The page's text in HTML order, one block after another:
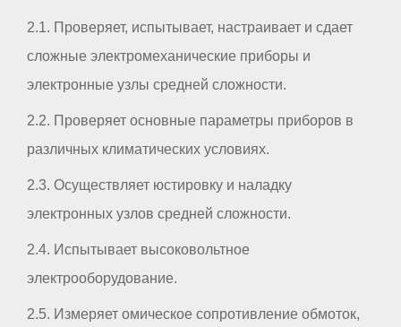
2.1. Проверяет, испытывает, настраивает и сдает
сложные электромеханические приборы и
электронные узлы средней сложности.
2.2. Проверяет основные параметры приборов в
различных климатических условиях.
2.3. Осуществляет юстировку и наладку
электронных узлов средней сложности.
2.4. Испытывает высоковольтное
электрооборудование.
2.5. Измеряет омическое сопротивление обмоток,